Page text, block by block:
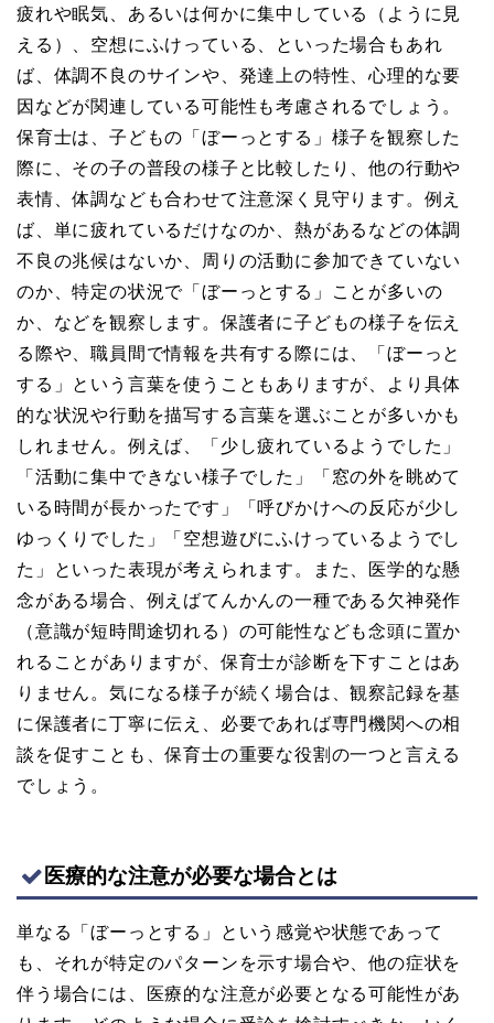
疲れや眠気、あるいは何かに集中している（ように見
える）、空想にふけっている、といった場合もあれ
ば、体調不良のサインや、発達上の特性、心理的な要
因などが関連している可能性も考慮されるでしょう。
保育士は、子どもの「ぼーっとする」様子を観察した
際に、その子の普段の様子と比較したり、他の行動や
表情、体調なども合わせて注意深く見守ります。例え
ば、単に疲れているだけなのか、熱があるなどの体調
不良の兆候はないか、周りの活動に参加できていない
のか、特定の状況で「ぼーっとする」ことが多いの
か、などを観察します。保護者に子どもの様子を伝え
る際や、職員間で情報を共有する際には、「ぼーっと
する」という言葉を使うこともありますが、より具体
的な状況や行動を描写する言葉を選ぶことが多いかも
しれません。例えば、「少し疲れているようでした」
「活動に集中できない様子でした」「窓の外を眺めて
いる時間が長かったです」「呼びかけへの反応が少し
ゆっくりでした」「空想遊びにふけっているようでし
た」といった表現が考えられます。また、医学的な懸
念がある場合、例えばてんかんの一種である欠神発作
（意識が短時間途切れる）の可能性なども念頭に置か
れることがありますが、保育士が診断を下すことはあ
りません。気になる様子が続く場合は、観察記録を基
に保護者に丁寧に伝え、必要であれば専門機関への相
談を促すことも、保育士の重要な役割の一つと言える
でしょう。
医療的な注意が必要な場合とは
単なる「ぼーっとする」という感覚や状態であって
も、それが特定のパターンを示す場合や、他の症状を
伴う場合には、医療的な注意が必要となる可能性があ